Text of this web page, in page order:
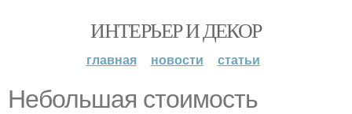
ИНТЕРЬЕР И ДЕКОР
главная новости статьи
Небольшая стоимость